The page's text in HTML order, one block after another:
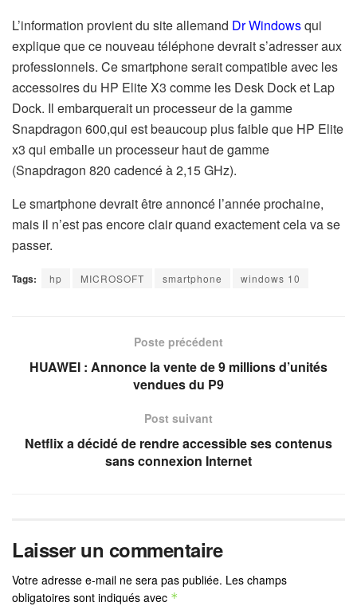
L’information provient du site allemand Dr Windowsqui
explique que ce nouveau téléphone devrait s’adresser aux
professionnels. Ce smartphone serait compatible avec les
accessoires du HP Elite X3 comme les Desk Dock et Lap
Dock. Il embarquerait un processeur de la gamme
Snapdragon 600,qui est beaucoup plus faible que HP Elite
x3 qui emballe un processeur haut de gamme
(Snapdragon 820 cadencé à 2,15 GHz).
Le smartphone devrait être annoncé l’année prochaine,
mais il n’est pas encore clair quand exactement cela va se
passer.
Tags: hp MICROSOFT smartphone windows 10
Poste précédent
HUAWEI : Annonce la vente de 9 millions d’unités
vendues du P9
Post suivant
Netflix a décidé de rendre accessible ses contenus
sans connexion Internet
Laisser un commentaire
Votre adresse e-mail ne sera pas publiée. Les champs
obligatoires sont indiqués avec *